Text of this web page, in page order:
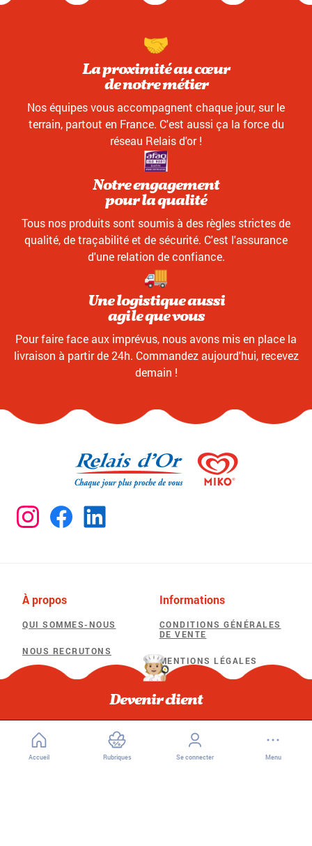
Devenir client
La proximité au cœur
de notre métier
Nos équipes vous accompagnent chaque jour, sur le
terrain, partout en France. C'est aussi ça la force du
réseau Relais d'or !
Notre engagement
pour la qualité
Tous nos produits sont soumis à des règles strictes de
qualité, de traçabilité et de sécurité. C'est l'assurance
d'une relation de confiance.
Une logistique aussi
agile que vous
Pour faire face aux imprévus, nous avons mis en place la
livraison à partir de 24h. Commandez aujourd'hui, recevez
demain !
À propos
QUI SOMMES-NOUS
NOUS RECRUTONS
F.A.Q
Informations
CONDITIONS GÉNÉRALES
DE VENTE
MENTIONS LÉGALES
CONFIDENTIALITÉ
POLITIQUE D’UTILISATION
DES COOKIES
Accueil Rubriques Se connecter Menu